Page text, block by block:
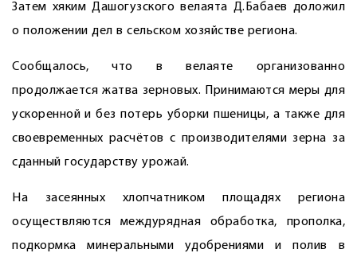
Затем хяким Дашогузского велаята Д.Бабаев доложил
о положении дел в сельском хозяйстве региона.
Сообщалось, что в велаяте организованно
продолжается жатва зерновых. Принимаются меры для
ускоренной и без потерь уборки пшеницы, а также для
своевременных расчётов с производителями зерна за
сданный государству урожай.
На засеянных хлопчатником площадях региона
осуществляются междурядная обработка, прополка,
подкормка минеральными удобрениями и полив в